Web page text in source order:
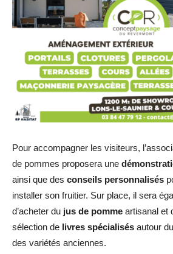
Pour accompagner les visiteurs,
de pommes proposera une
ainsi que des conseils personnalisés
installer son fruitier. Sur place, il sera
d’acheter du jus de pomme artisanal et
sélection de livres spécialisés autour
des variétés anciennes.